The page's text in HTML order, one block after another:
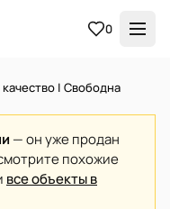
0
| Свободна
— он уже продан
похожие
все объекты в